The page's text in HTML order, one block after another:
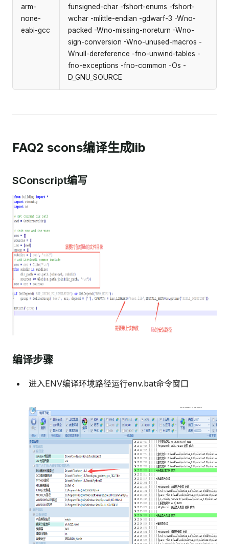
arm-
none-
eabi-gcc
funsigned-char -fshort-enums -fshort-
wchar -mlittle-endian -gdwarf-3 -Wno-
packed -Wno-missing-noreturn -Wno-
sign-conversion -Wno-unused-macros -
Wnull-dereference -fno-unwind-tables -
fno-exceptions -fno-common -Os -
D_GNU_SOURCE
FAQ2 scons编译生成lib
SConscript编写
编译步骤
进入ENV编译环境路径运行env.bat命令窗口